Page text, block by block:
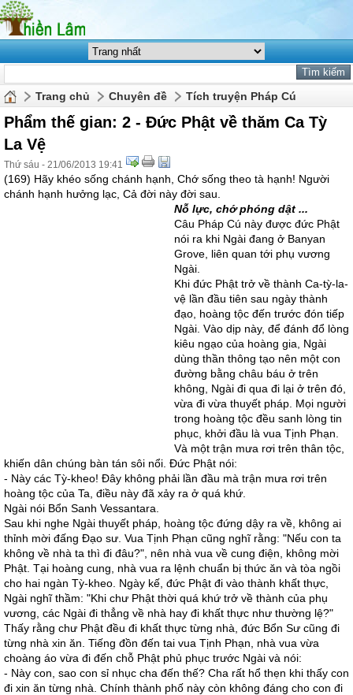
Trang chủ Chuyên đề Tích truyện Pháp Cú
Phẩm thế gian: 2 - Đức Phật về thăm Ca Tỳ
La Vệ
Thứ sáu - 21/06/2013 19:41
(169) Hãy khéo sống chánh hạnh, Chớ sống theo tà hạnh! Người
chánh hạnh hưởng lạc, Cả đời này đời sau.
Nỗ lực, chớ phóng dật ...
Câu Pháp Cú này được đức Phật
nói ra khi Ngài đang ở Banyan
Grove, liên quan tới phụ vương
Ngài.
Khi đức Phật trở về thành Ca-tỳ-la-
vệ lần đầu tiên sau ngày thành
đạo, hoàng tộc đến trước đón tiếp
Ngài. Vào dịp này, để đánh đổ lòng
kiêu ngạo của hoàng gia, Ngài
dùng thần thông tạo nên một con
đường bằng châu báu ở trên
không, Ngài đi qua đi lại ở trên đó,
vừa đi vừa thuyết pháp. Mọi người
trong hoàng tộc đều sanh lòng tin
phục, khởi đầu là vua Tịnh Phạn.
Và một trận mưa rơi trên thân tộc,
khiến dân chúng bàn tán sôi nổi. Ðức Phật nói:
- Này các Tỳ-kheo! Ðây không phải lần đầu mà trận mưa rơi trên
hoàng tộc của Ta, điều này đã xảy ra ở quá khứ.
Ngài nói Bổn Sanh Vessantara.
Sau khi nghe Ngài thuyết pháp, hoàng tộc đứng dậy ra về, không ai
thỉnh mời đấng Ðạo sư. Vua Tịnh Phạn cũng nghĩ rằng: "Nếu con ta
không về nhà ta thì đi đâu?", nên nhà vua về cung điện, không mời
Phật. Tại hoàng cung, nhà vua ra lệnh chuẩn bị thức ăn và tòa ngồi
cho hai ngàn Tỳ-kheo. Ngày kế, đức Phật đi vào thành khất thực,
Ngài nghĩ thầm: "Khi chư Phật thời quá khứ trở về thành của phụ
vương, các Ngài đi thẳng về nhà hay đi khất thực như thường lệ?"
Thấy rằng chư Phật đều đi khất thực từng nhà, đức Bổn Sư cũng đi
từng nhà xin ăn. Tiếng đồn đến tai vua Tịnh Phạn, nhà vua vừa
choàng áo vừa đi đến chỗ Phật phủ phục trước Ngài và nói:
- Này con, sao con sỉ nhục cha đến thế? Cha rất hổ thẹn khi thấy con
đi xin ăn từng nhà. Chính thành phố này còn không đáng cho con đi